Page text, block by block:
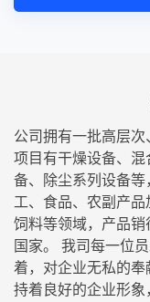
公司拥有一批高层
项目有干燥设备、
备、除尘系列设备
工、食品、农副产品
饲料等领域，产品
国家。 我司每一位
着，对企业无私的
持着良好的企业形象